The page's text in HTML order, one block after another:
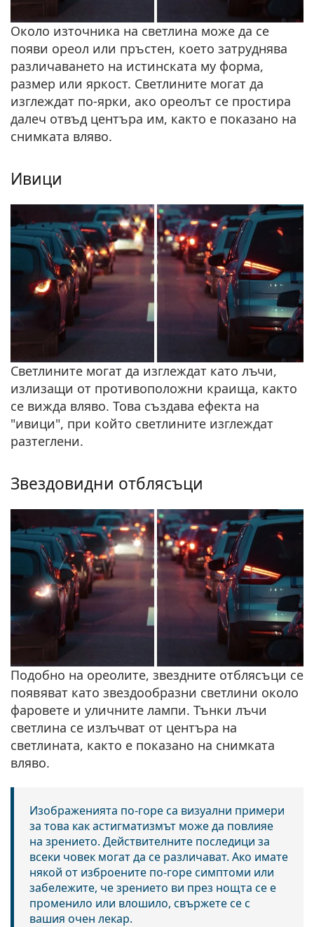
Около източника на светлина може да се
появи ореол или пръстен, което затруднява
различаването на истинската му форма,
размер или яркост. Светлините могат да
изглеждат по-ярки, ако ореолът се простира
далеч отвъд центъра им, както е показано на
снимката вляво.
Ивици
Светлините могат да изглеждат като лъчи,
излизащи от противоположни краища, както
се вижда вляво. Това създава ефекта на
"ивици", при който светлините изглеждат
разтеглени.
Звездовидни отблясъци
Подобно на ореолите, звездните отблясъци се
появяват като звездообразни светлини около
фаровете и уличните лампи. Тънки лъчи
светлина се излъчват от центъра на
светлината, както е показано на снимката
вляво.
Изображенията по-горе са визуални примери
за това как астигматизмът може да повлияе
на зрението. Действителните последици за
всеки човек могат да се различават. Ако имате
някой от изброените по-горе симптоми или
забележите, че зрението ви през нощта се е
променило или влошило, свържете се с
вашия очен лекар.